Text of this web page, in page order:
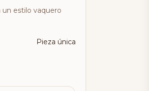
un estilo vaquero
Pieza única